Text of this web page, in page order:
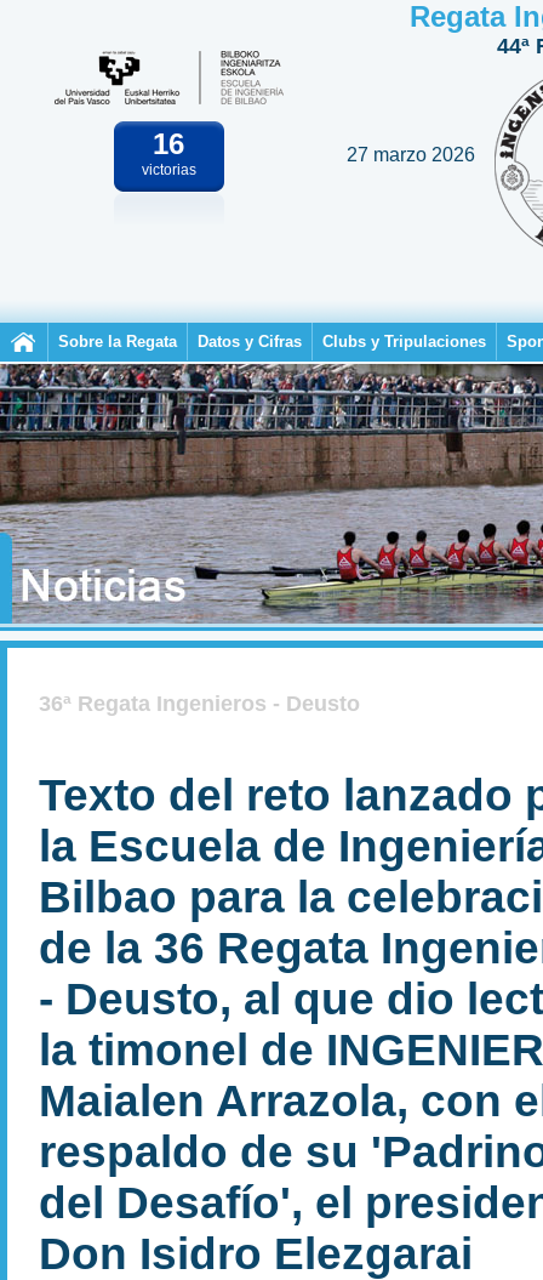
16
victorias
Regata
44ª
27 marzo 2026
Sobre la Regata Datos y Cifras Clubs y Tripulaciones
36ª Regata Ingenieros - Deusto
Texto del reto lanzado
la Escuela de
Bilbao para la
de la 36 Regata
- Deusto, al que dio
la timonel de
Maialen Arrazola, con
respaldo de su
del Desafío', el
Don Isidro Elezgarai